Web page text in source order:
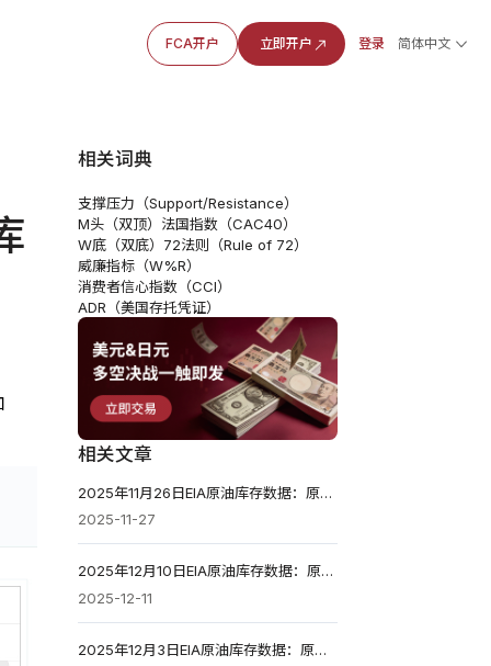
FCA开户 立即开户 登录 简体中文
相关词典
支撑压力（Support/Resistance）
M头（双顶） 法国指数（CAC40）
W底（双底） 72法则（Rule of 72）
威廉指标（W%R）
消费者信心指数（CCI）
ADR（美国存托凭证）
相关文章
2025年11月26日EIA原油库存数据：原油库存增加277.4万桶
2025-11-27
2025年12月10日EIA原油库存数据：原油库存减少181.2万桶
2025-12-11
2025年12月3日EIA原油库存数据：原油库存增加57.4万桶